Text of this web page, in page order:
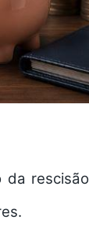
da rescisão